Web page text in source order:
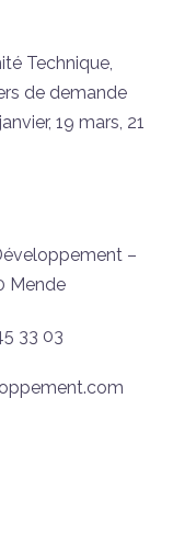
Technique,
de demande
19 mars, 21
–
Mende
33 03